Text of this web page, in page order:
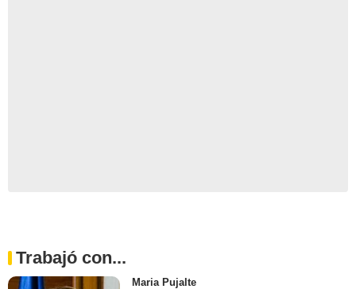
Trabajó con...
Maria Pujalte